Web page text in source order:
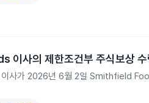
사의 제한조건부 주식보상 수
사가 2026년 6월 2일 Smithfield